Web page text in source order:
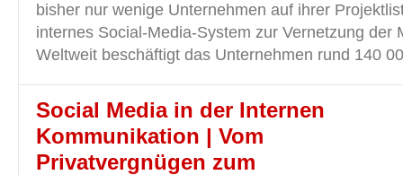
bisher nur wenige Unternehmen auf ihrer
internes Social-Media-System zur Vernetzung der
Weltweit beschäftigt das Unternehmen rund 140
Social Media in der Internen
Kommunikation | Vom
Privatvergnügen zum